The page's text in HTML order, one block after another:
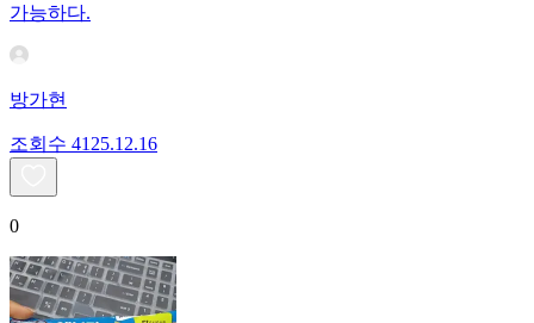
가능하다.
방가현
조회수 41 25.12.16
0